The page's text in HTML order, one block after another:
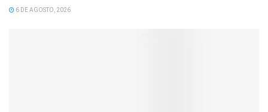
6 DE AGOSTO, 2026